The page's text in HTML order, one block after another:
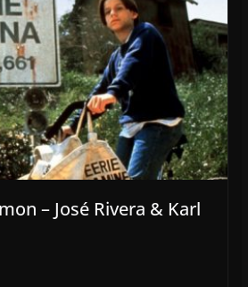
– José Rivera & Karl